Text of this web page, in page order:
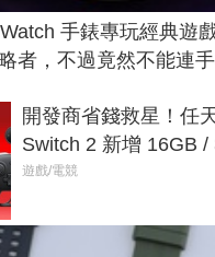
手錶專玩經典遊
者，不過竟然不能連手
開發商省錢救星！任
Switch 2 新增 16GB /
戲卡的選擇
遊戲/電競